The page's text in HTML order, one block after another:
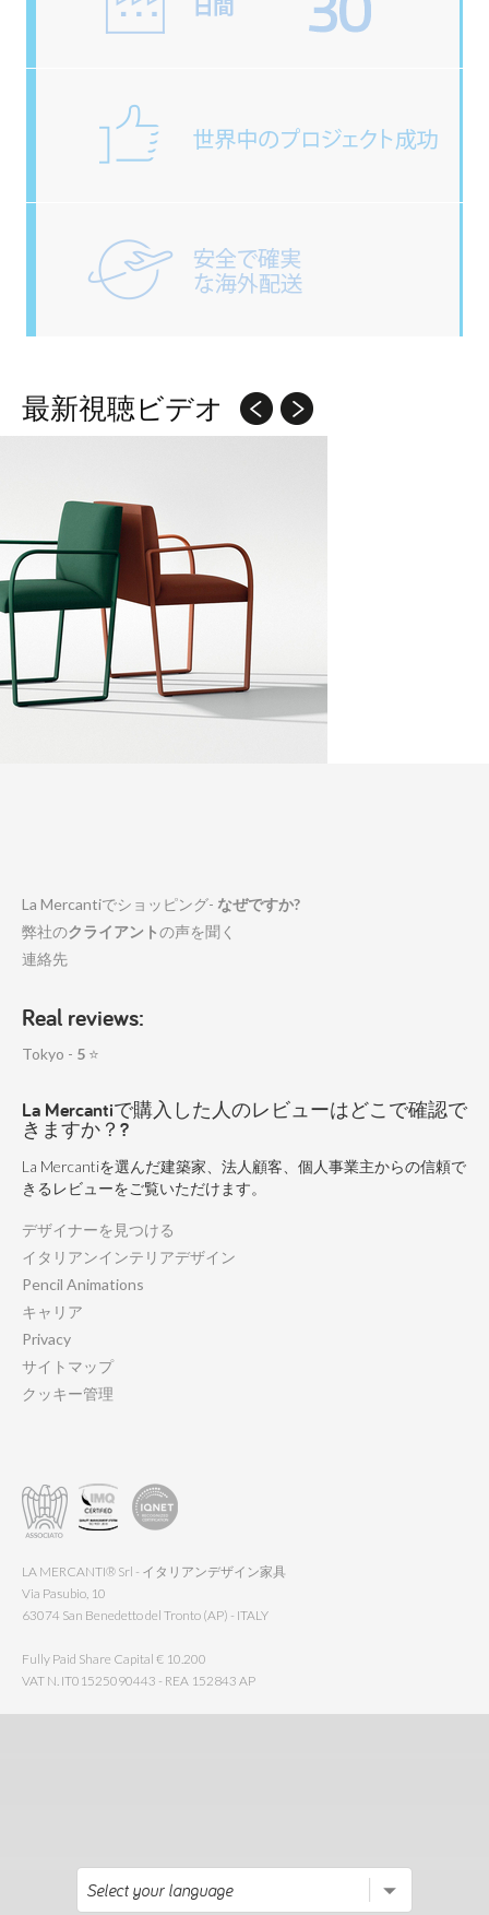
最新視聴ビデオ
La Mercantiでショッピング- なぜですか?
弊社のクライアントの声を聞く
連絡先
Real reviews:
Tokyo - 5 ⭐
La Mercantiで購入した人のレビューはどこで確認で
きますか？?
La Mercantiを選んだ建築家、法人顧客、個人事業主からの信頼で
きるレビューをご覧いただけます。
デザイナーを見つける
イタリアンインテリアデザイン
Pencil Animations
キャリア
Privacy
サイトマップ
クッキー管理
LA MERCANTI® Srl - イタリアンデザイン家具
Via Pasubio, 10
63074 San Benedetto del Tronto (AP) - ITALY
Fully Paid Share Capital € 10.200
VAT N. IT01525090443 - REA 152843 AP